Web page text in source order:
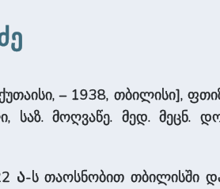
– 1938, თბილისი],
საზ. მოღვაწე. მედ. მეცნ.
ა-ს თაოსნობით თბილისში